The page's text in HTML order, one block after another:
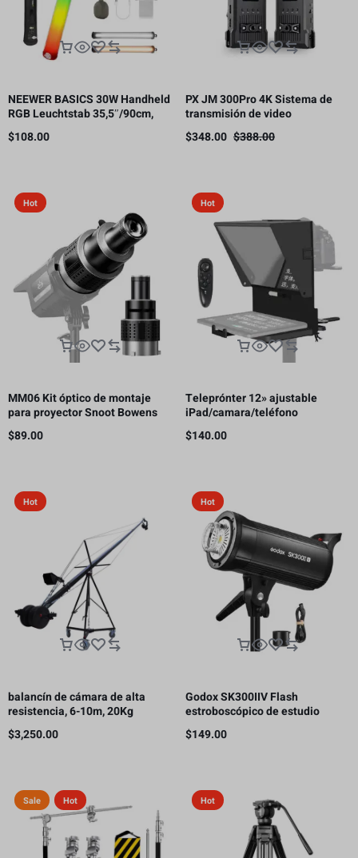
NEEWER BASICS 30W Handheld
RGB Leuchtstab 35,5″/90cm,
5000mAh Typ C 45W in/30W Out
$108.00
PX JM 300Pro 4K Sistema de
transmisión de video
inalámbrico, transmisor y
receptor HDMI, 300m
$388.00
$348.00
Hot
MM06 Kit óptico de montaje
para proyector Snoot Bowens
con 5 colores de Gobos y 35
inserciones gráficas
$89.00
Hot
Teleprónter 12» ajustable
iPad/camara/teléfono
inteligente
$140.00
Hot
balancín de cámara de alta
resistencia, 6-10m, 20Kg
$3,250.00
Hot
Godox SK300IIV Flash
estroboscópico de estudio
fotográfico, 300 Ws GN58 5700K
Bowens
$149.00
Sale Hot Hot